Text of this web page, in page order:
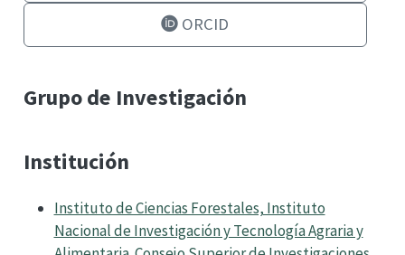
ORCID
Grupo de Investigación
Institución
Instituto de Ciencias Forestales, Instituto
Nacional de Investigación y Tecnología Agraria y